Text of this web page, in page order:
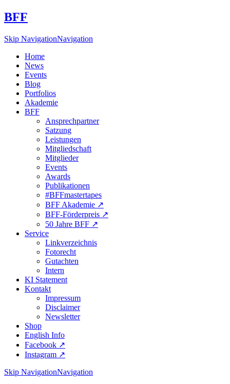
BFF
Skip NavigationNavigation
Home
News
Events
Blog
Portfolios
Akademie
BFF
Ansprechpartner
Satzung
Leistungen
Mitgliedschaft
Mitglieder
Events
Awards
Publikationen
#BFFmastertapes
BFF Akademie ↗︎
BFF-Förderpreis ↗︎
50 Jahre BFF ↗︎
Service
Linkverzeichnis
Fotorecht
Gutachten
Intern
KI Statement
Kontakt
Impressum
Disclaimer
Newsletter
Shop
English Info
Facebook ↗︎
Instagram ↗︎
Skip NavigationNavigation